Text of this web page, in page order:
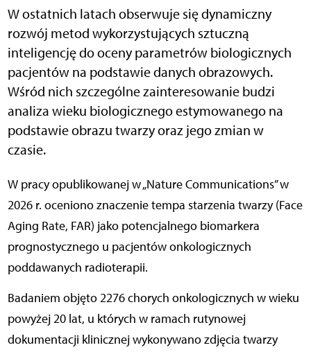
W ostatnich latach obserwuje się dynamiczny
rozwój metod wykorzystujących sztuczną
inteligencję do oceny parametrów biologicznych
pacjentów na podstawie danych obrazowych.
Wśród nich szczególne zainteresowanie budzi
analiza wieku biologicznego estymowanego na
podstawie obrazu twarzy oraz jego zmian w
czasie.
W pracy opublikowanej w „Nature Communications” w
2026 r. oceniono znaczenie tempa starzenia twarzy (Face
Aging Rate, FAR) jako potencjalnego biomarkera
prognostycznego u pacjentów onkologicznych
poddawanych radioterapii.
Badaniem objęto 2276 chorych onkologicznych w wieku
powyżej 20 lat, u których w ramach rutynowej
dokumentacji klinicznej wykonywano zdjęcia twarzy